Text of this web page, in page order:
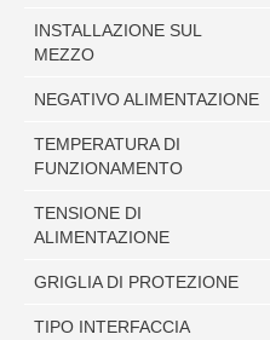
INSTALLAZIONE SUL
MEZZO
NEGATIVO ALIMENTAZIONE
TEMPERATURA DI
FUNZIONAMENTO
TENSIONE DI
ALIMENTAZIONE
GRIGLIA DI PROTEZIONE
TIPO INTERFACCIA